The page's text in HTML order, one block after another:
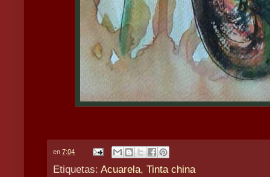
en 7:04
Etiquetas: Acuarela, Tinta china